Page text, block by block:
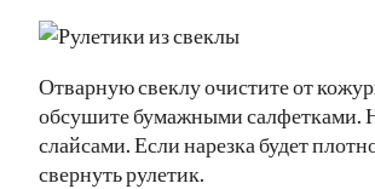
Отварную свеклу очистите от
обсушите бумажными салфетками.
слайсами. Если нарезка будет
свернуть рулетик.